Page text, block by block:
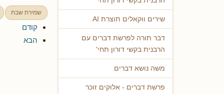
שירים ווקאלים תוצרת AI
דבר תורה לפרשת דברים עם
הרבנית בקשי דורון תחי'
משה נושא דברים
פרשת דברים - אלוקים זוכר
שמירת שבת
קודם
הבא